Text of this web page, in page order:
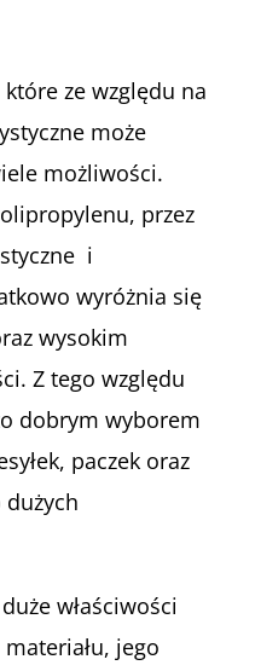
ze względu na
może
możliwości.
przez
i
wyróżnia się
wysokim
Z tego względu
dobrym wyborem
paczek oraz
właściwości
jego